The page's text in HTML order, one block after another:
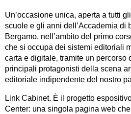
Un’occasione unica, aperta a tutti
scuole e gli anni dell’Accademia di
Bergamo, nell’ambito del primo
che si occupa dei sistemi editoriali
carta e digitale, tramite un percorso
principali protagonisti della scena
editoriale indipendente del nostro
Link Cabinet. È il progetto
Center: una singola pagina web